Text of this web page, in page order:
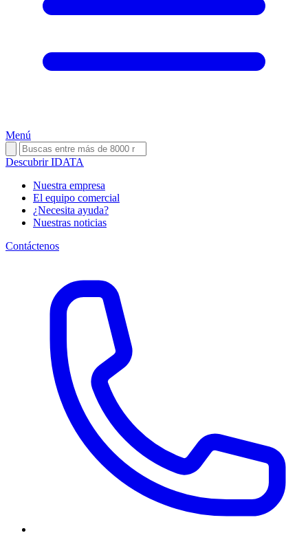
Menú
Descubrir IDATA
Nuestra empresa
El equipo comercial
¿Necesita ayuda?
Nuestras noticias
Contáctenos